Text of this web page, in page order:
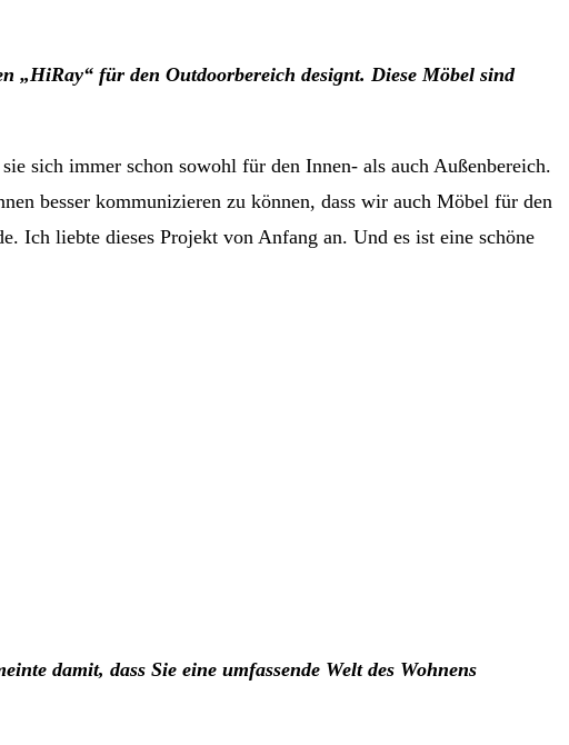
für den Outdoorbereich designt. Diese Möbel sind
sich immer schon sowohl für den Innen- als auch Außenbereich.
besser kommunizieren zu können, dass wir auch Möbel für den
Ich liebte dieses Projekt von Anfang an. Und es ist eine schöne
damit, dass Sie eine umfassende Welt des Wohnens